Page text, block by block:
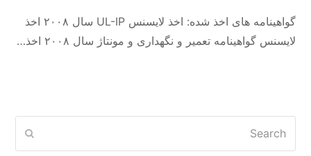
گواهینامه های اخذ شده: اخذ لایسنس UL-IP سال ۲۰۰۸ اخذ
لایسنس گواهینامه تعمیر و نگهداری و مونتاژ سال ۲۰۰۸ اخذ…
Search